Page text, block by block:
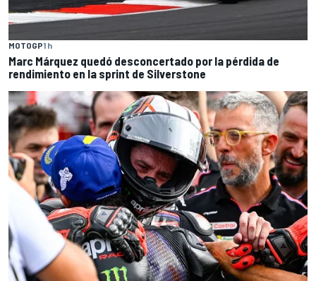
MOTOGP1 h
Marc Márquez quedó desconcertado por la pérdida de
rendimiento en la sprint de Silverstone